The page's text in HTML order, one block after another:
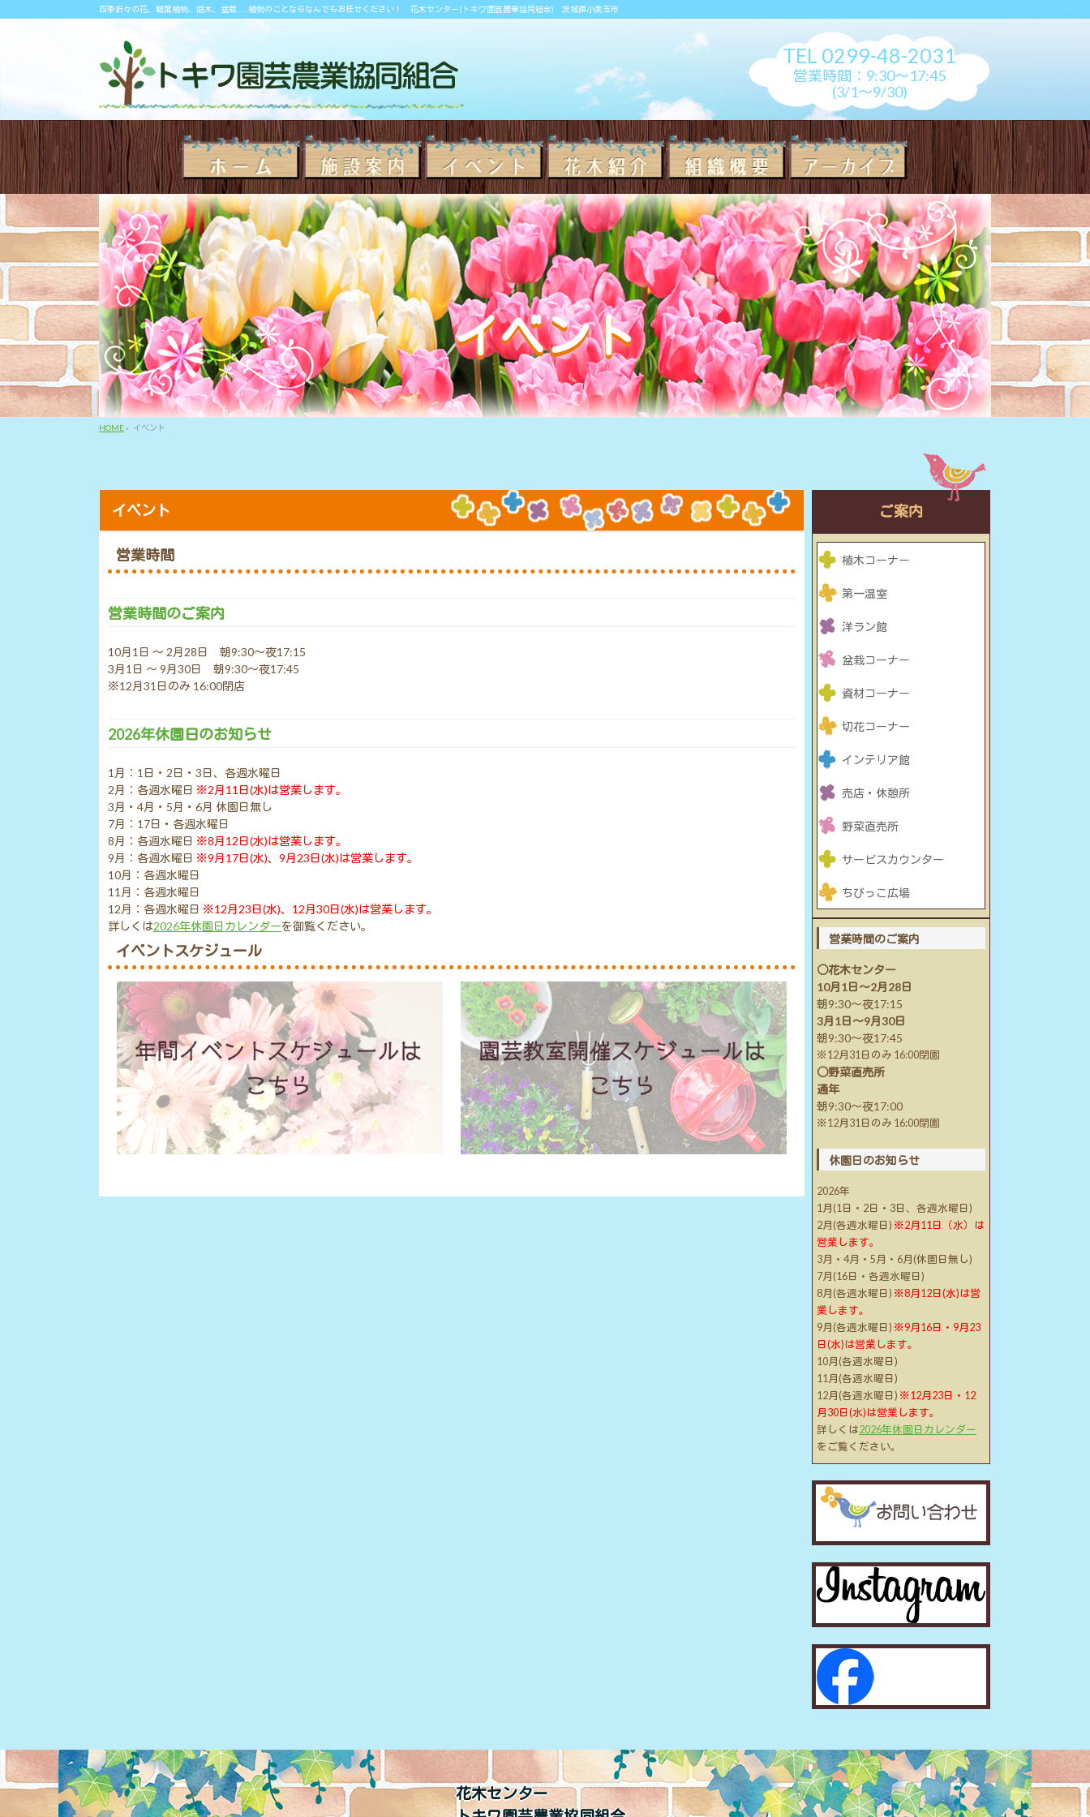
四季折々の花、観葉植物、庭木、盆栽……植物のことならなんでもお任せください！ 花木センター(トキワ園芸農業協同組合) 茨城県小美玉市
TEL 0299-48-2031
営業時間：9:30～17:45
(3/1～9/30)
イベント
HOME» イベント
イベント
営業時間
営業時間のご案内
10月1日 ～ 2月28日 朝9:30～夜17:15
3月1日 ～ 9月30日 朝9:30～夜17:45
※12月31日のみ 16:00閉店
2026年休園日のお知らせ
1月：1日・2日・3日、各週水曜日
2月：各週水曜日 ※2月11日(水)は営業します。
3月・4月・5月・6月 休園日無し
7月：17日・各週水曜日
8月：各週水曜日 ※8月12日(水)は営業します。
9月：各週水曜日 ※9月17日(水)、9月23日(水)は営業します。
10月：各週水曜日
11月：各週水曜日
12月：各週水曜日 ※12月23日(水)、12月30日(水)は営業します。
詳しくは2026年休園日カレンダーを御覧ください。
イベントスケジュール
ご案内
植木コーナー
第一温室
洋ラン館
盆栽コーナー
資材コーナー
切花コーナー
インテリア館
売店・休憩所
野菜直売所
サービスカウンター
ちびっこ広場
営業時間のご案内
○花木センター
10月1日～2月28日
朝9:30～夜17:15
3月1日～9月30日
朝9:30～夜17:45
※12月31日のみ 16:00閉園
○野菜直売所
通年
朝9:30～夜17:00
※12月31日のみ 16:00閉園
休園日のお知らせ
2026年
1月(1日・2日・3日、各週水曜日)
2月(各週水曜日) ※2月11日（水）は
営業します。
3月・4月・5月・6月(休園日無し)
7月(16日・各週水曜日)
8月(各週水曜日) ※8月12日(水)は営
業します。
9月(各週水曜日) ※9月16日・9月23
日(水)は営業します。
10月(各週水曜日)
11月(各週水曜日)
12月(各週水曜日) ※12月23日・12
月30日(水)は営業します。
詳しくは2026年休園日カレンダー
をご覧ください。
花木センター